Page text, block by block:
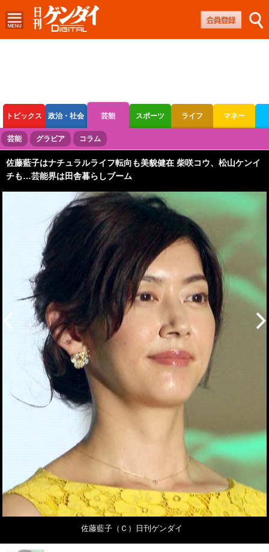
トピックス 政治・社会 芸能 スポーツ ライフ マネー
ボートレース 競輪 オートレース
芸能 グラビア コラム
佐藤藍子はナチュラルライフ転向も美貌健在 柴咲コウ、松山ケンイ
チも…芸能界は田舎暮らしブーム
佐藤藍子（Ｃ）日刊ゲンダイ